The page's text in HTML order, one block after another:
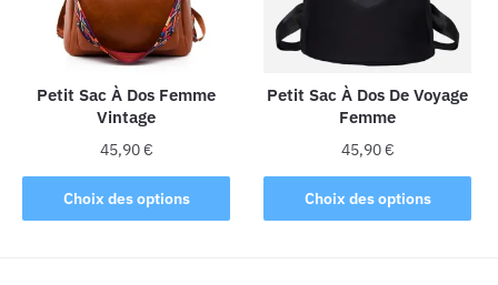
être
sur
la
page
du
produit
Petit Sac À Dos Femme
Vintage
45,90€
Choix des options
Ce
produit
Petit Sac À Dos De Voyage
Femme
45,90€
Choix des options
Ce
produit